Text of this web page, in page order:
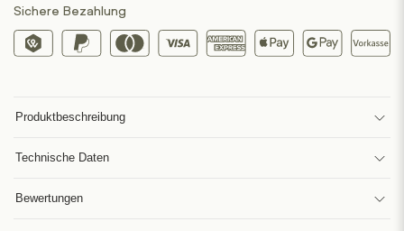
Sichere Bezahlung
Produktbeschreibung
Technische Daten
Bewertungen